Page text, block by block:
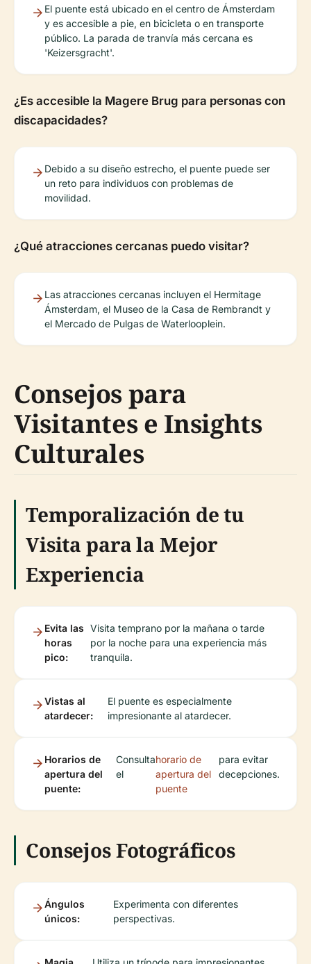
El puente está ubicado en el centro de Ámsterdam
y es accesible a pie, en bicicleta o en transporte
público. La parada de tranvía más cercana es
'Keizersgracht'.
¿Es accesible la Magere Brug para personas con
discapacidades?
Debido a su diseño estrecho, el puente puede ser
un reto para individuos con problemas de
movilidad.
¿Qué atracciones cercanas puedo visitar?
Las atracciones cercanas incluyen el Hermitage
Ámsterdam, el Museo de la Casa de Rembrandt y
el Mercado de Pulgas de Waterlooplein.
Consejos para
Visitantes e Insights
Culturales
Temporalización de tu
Visita para la Mejor
Experiencia
Evita las
horas
pico:
Visita temprano por la mañana o tarde
por la noche para una experiencia más
tranquila.
Vistas al
atardecer:
El puente es especialmente
impresionante al atardecer.
Horarios de
apertura del
puente:
Consulta
el
horario de
apertura del
puente
para evitar
decepciones.
Consejos Fotográficos
Ángulos
únicos:
Experimenta con diferentes
perspectivas.